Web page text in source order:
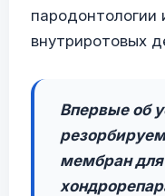
пародонтологии
внутриротовых
Впервые об
мембран для